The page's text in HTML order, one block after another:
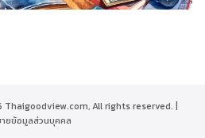
All rights reserved. |
ายข้อมูลส่วนบุคคล